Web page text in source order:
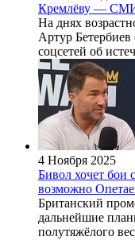
Кремлёву —
На днях
Артур
соцсетей об
4 Ноября 2025
Бивол хочет бои
возможно
Британский
дальнейшие
полутяжёлого